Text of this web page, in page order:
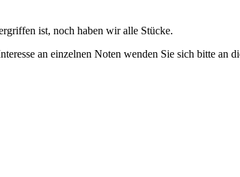
ist, noch haben wir alle Stücke.
an einzelnen Noten wenden Sie sich bitte an